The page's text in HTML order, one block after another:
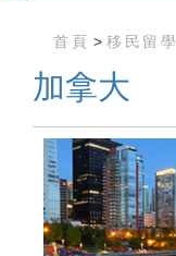
海外物業投資
首頁 > 移民留學
加拿大